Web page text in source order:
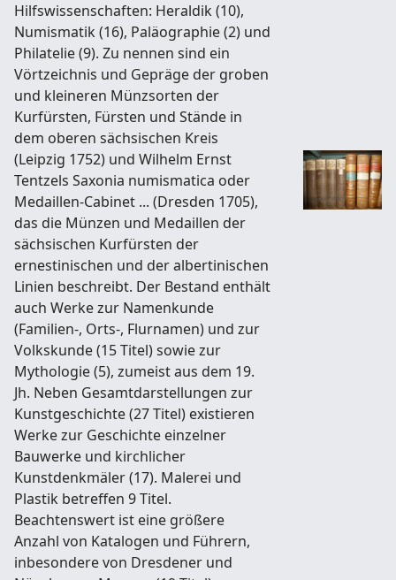
Hilfswissenschaften: Heraldik (10),
Numismatik (16), Paläographie (2) und
Philatelie (9). Zu nennen sind ein
Vörtzeichnis und Gepräge der groben
und kleineren Münzsorten der
Kurfürsten, Fürsten und Stände in
dem oberen sächsischen Kreis
(Leipzig 1752) und Wilhelm Ernst
Tentzels Saxonia numismatica oder
Medaillen-Cabinet ... (Dresden 1705),
das die Münzen und Medaillen der
sächsischen Kurfürsten der
ernestinischen und der albertinischen
Linien beschreibt. Der Bestand enthält
auch Werke zur Namenkunde
(Familien-, Orts-, Flurnamen) und zur
Volkskunde (15 Titel) sowie zur
Mythologie (5), zumeist aus dem 19.
Jh. Neben Gesamtdarstellungen zur
Kunstgeschichte (27 Titel) existieren
Werke zur Geschichte einzelner
Bauwerke und kirchlicher
Kunstdenkmäler (17). Malerei und
Plastik betreffen 9 Titel.
Beachtenswert ist eine größere
Anzahl von Katalogen und Führern,
inbesondere von Dresdener und